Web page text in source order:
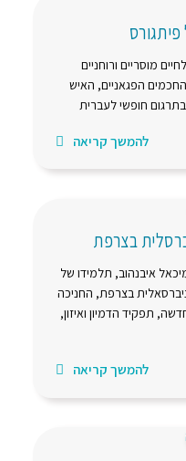
מוסריים ורוחניים
הפגאניים, האיש
חופשי לעברית
להמשך קריאה
בצרפת
איבנהוב, תלמידו של
בצרפת, החניכה
תפקיד הדמיון ואיזון,
להמשך קריאה